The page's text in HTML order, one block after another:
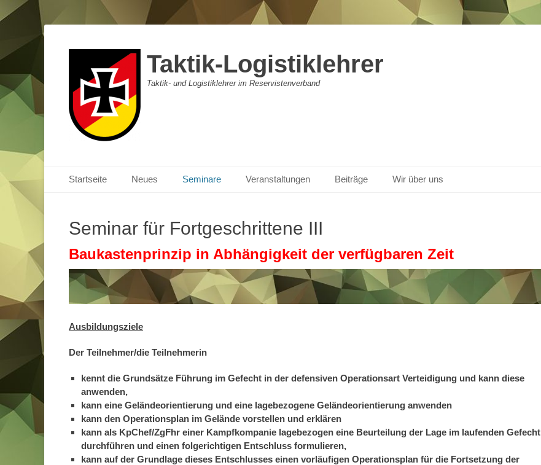
Taktik-Logistiklehrer
Taktik- und Logistiklehrer im Reservistenverband
Primäres Menü
Inhalt
Startseite Neues Seminare Veranstaltungen Beiträge Wir über uns
Seminar für Fortgeschrittene III
Baukastenprinzip in Abhängigkeit der verfügbaren Zeit
Ausbildungsziele
Der Teilnehmer/die Teilnehmerin
kennt die Grundsätze Führung im Gefecht in der defensiven Operationsart Verteidigung und kann diese
anwenden,
kann eine Geländeorientierung und eine lagebezogene Geländeorientierung anwenden
kann den Operationsplan im Gelände vorstellen und erklären
kann als KpChef/ZgFhr einer Kampfkompanie lagebezogen eine Beurteilung der Lage im laufenden Gefecht
durchführen und einen folgerichtigen Entschluss formulieren,
kann auf der Grundlage dieses Entschlusses einen vorläufigen Operationsplan für die Fortsetzung der